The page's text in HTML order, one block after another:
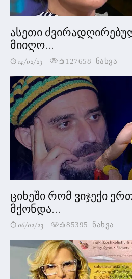
ასეთი
მიიღო...
14/02/23 127658 ნახვა
ციხეში რომ ვიჯექი
მქონდა...
06/02/23 85395 ნახვა